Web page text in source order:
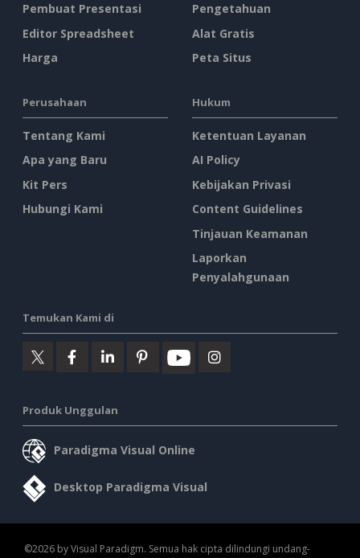
Pembuat Presentasi
Editor Spreadsheet
Harga
Pengetahuan
Alat Gratis
Peta Situs
Perusahaan
Tentang Kami
Apa yang Baru
Kit Pers
Hubungi Kami
Hukum
Ketentuan Layanan
AI Policy
Kebijakan Privasi
Content Guidelines
Tinjauan Keamanan
Laporkan
Penyalahgunaan
Temukan Kami di
Produk Unggulan
Paradigma Visual Online
Desktop Paradigma Visual
©2026 by Visual Paradigm. Semua hak cipta dilindungi undang-